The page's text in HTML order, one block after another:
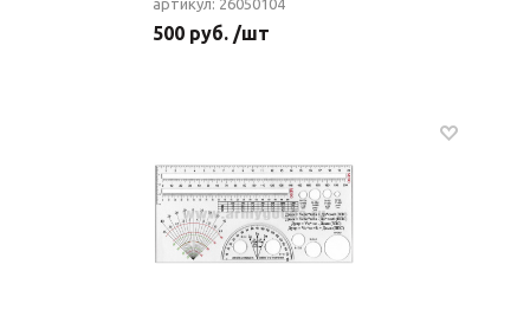
артикул: 26050104
500 руб. /шт